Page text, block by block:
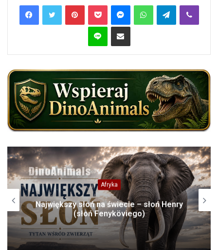
PinterestPocket MessengerWhatsAppTelegramViber
Line Share via Email
Domowe
Chart Szkocki